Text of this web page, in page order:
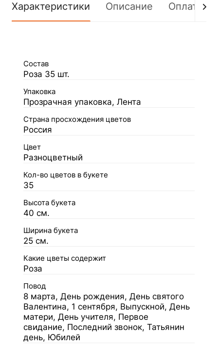
Характеристики Описание Оплата
Состав
Роза 35 шт.
Упаковка
Прозрачная упаковка, Лента
Страна просхождения цветов
Россия
Цвет
Разноцветный
Кол-во цветов в букете
35
Высота букета
40 см.
Ширина букета
25 см.
Какие цветы содержит
Роза
Повод
8 марта, День рождения, День святого
Валентина, 1 сентября, Выпускной, День
матери, День учителя, Первое
свидание, Последний звонок, Татьянин
день, Юбилей